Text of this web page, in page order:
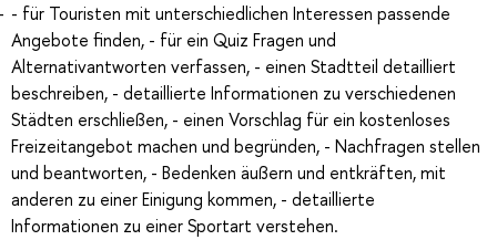
- für Touristen mit unterschiedlichen Interessen passende
Angebote finden, - für ein Quiz Fragen und
Alternativantworten verfassen, - einen Stadtteil detailliert
beschreiben, - detaillierte Informationen zu verschiedenen
Städten erschließen, - einen Vorschlag für ein kostenloses
Freizeitangebot machen und begründen, - Nachfragen stellen
und beantworten, - Bedenken äußern und entkräften, mit
anderen zu einer Einigung kommen, - detaillierte
Informationen zu einer Sportart verstehen.